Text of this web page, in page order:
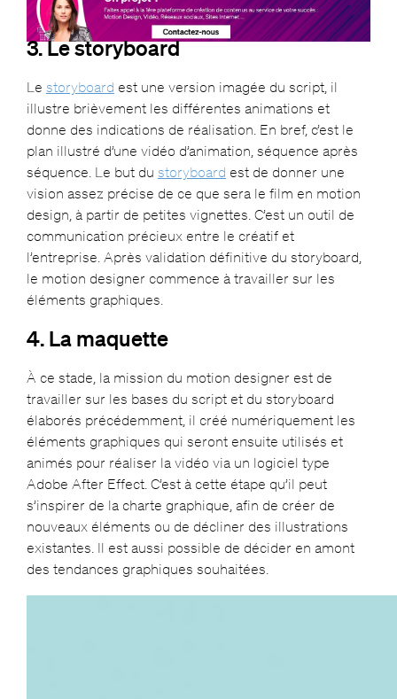
3. Le storyboard
Le storyboard est une version imagée du script, il
illustre brièvement les différentes animations et
donne des indications de réalisation. En bref, c’est le
plan illustré d’une vidéo d’animation, séquence après
séquence. Le but du storyboard est de donner une
vision assez précise de ce que sera le film en motion
design, à partir de petites vignettes. C’est un outil de
communication précieux entre le créatif et
l’entreprise. Après validation définitive du storyboard,
le motion designer commence à travailler sur les
éléments graphiques.
4. La maquette
À ce stade, la mission du motion designer est de
travailler sur les bases du script et du storyboard
élaborés précédemment, il créé numériquement les
éléments graphiques qui seront ensuite utilisés et
animés pour réaliser la vidéo via un logiciel type
Adobe After Effect. C’est à cette étape qu’il peut
s’inspirer de la charte graphique, afin de créer de
nouveaux éléments ou de décliner des illustrations
existantes. Il est aussi possible de décider en amont
des tendances graphiques souhaitées.